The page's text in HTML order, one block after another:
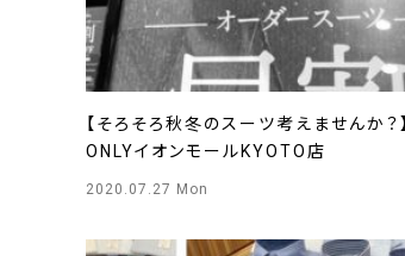
【そろそろ秋冬のスーツ考えませんか？】
ONLYイオンモールKYOTO店
2020.07.27 Mon